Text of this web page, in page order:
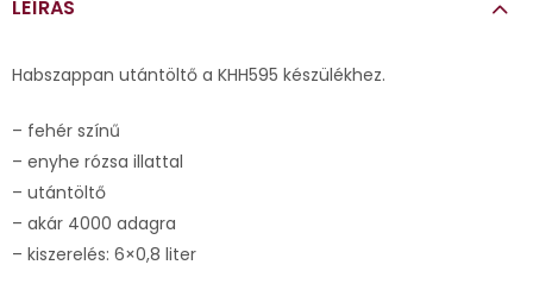
LEÍRÁS
Habszappan utántöltő a KHH595 készülékhez.
– fehér színű
– enyhe rózsa illattal
– utántöltő
– akár 4000 adagra
– kiszerelés: 6×0,8 liter